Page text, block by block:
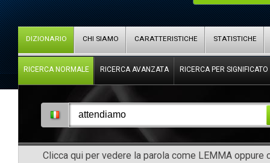
DIZIONARIO CHI SIAMO CARATTERISTICHE STATISTICHE
RICERCA NORMALE RICERCA AVANZATA RICERCA PER SIGNIFICATO
Clicca qui per vedere la parola come LEMMA oppure